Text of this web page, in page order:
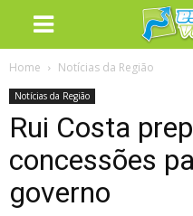
Home Notícias da Região
Notícias da Região
Rui Costa
concessões
governo